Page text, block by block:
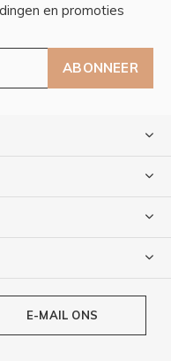
en promoties
ABONNEER
E-MAIL ONS